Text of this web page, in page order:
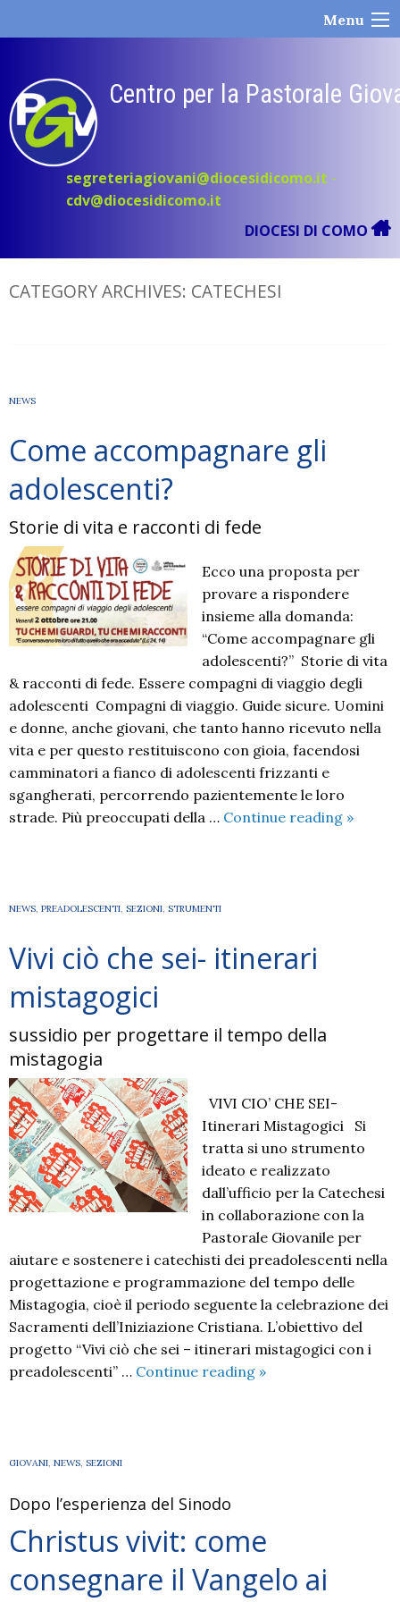
Menu
Centro per la Pastorale
segreteriagiovani@diocesidicomo.it -
cdv@diocesidicomo.it
DIOCESI DI COMO
CATEGORY ARCHIVES: CATECHESI
NEWS
Come accompagnare gli
adolescenti?
Storie di vita e racconti di fede
Ecco una proposta per
provare a rispondere
insieme alla domanda:
“Come accompagnare gli
adolescenti?” Storie di vita
& racconti di fede. Essere compagni di viaggio degli
adolescenti Compagni di viaggio. Guide sicure. Uomini
e donne, anche giovani, che tanto hanno ricevuto nella
vita e per questo restituiscono con gioia, facendosi
camminatori a fianco di adolescenti frizzanti e
sgangherati, percorrendo pazientemente le loro
strade. Più preoccupati della … Continue reading Come
»
NEWS, PREADOLESCENTI, SEZIONI, STRUMENTI
Vivi ciò che sei- itinerari
mistagogici
sussidio per progettare il tempo della
mistagogia
VIVI CIO’ CHE SEI-
Itinerari Mistagogici Si
tratta si uno strumento
ideato e realizzato
dall’ufficio per la Catechesi
in collaborazione con la
Pastorale Giovanile per
aiutare e sostenere i catechisti dei preadolescenti nella
progettazione e programmazione del tempo delle
Mistagogia, cioè il periodo seguente la celebrazione dei
Sacramenti dell’Iniziazione Cristiana. L’obiettivo del
progetto “Vivi ciò che sei – itinerari mistagogici con i
preadolescenti” … Continue reading Vivi
»
GIOVANI, NEWS, SEZIONI
Dopo l’esperienza del Sinodo
Christus vivit: come
consegnare il Vangelo ai